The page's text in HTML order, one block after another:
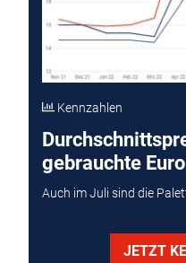
Kennzahlen
gebrauchte
Auch im Juli sind die
JETZT